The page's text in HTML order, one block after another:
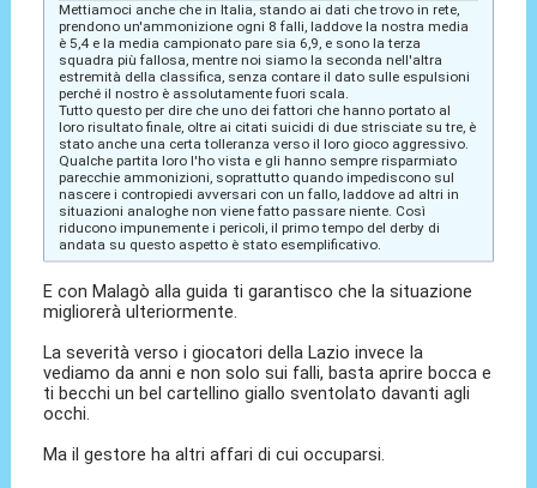
Mettiamoci anche che in Italia, stando ai dati che trovo in rete,
prendono un'ammonizione ogni 8 falli, laddove la nostra media
è 5,4 e la media campionato pare sia 6,9, e sono la terza
squadra più fallosa, mentre noi siamo la seconda nell'altra
estremità della classifica, senza contare il dato sulle espulsioni
perché il nostro è assolutamente fuori scala.
Tutto questo per dire che uno dei fattori che hanno portato al
loro risultato finale, oltre ai citati suicidi di due strisciate su tre, è
stato anche una certa tolleranza verso il loro gioco aggressivo.
Qualche partita loro l'ho vista e gli hanno sempre risparmiato
parecchie ammonizioni, soprattutto quando impediscono sul
nascere i contropiedi avversari con un fallo, laddove ad altri in
situazioni analoghe non viene fatto passare niente. Così
riducono impunemente i pericoli, il primo tempo del derby di
andata su questo aspetto è stato esemplificativo.
E con Malagò alla guida ti garantisco che la situazione
migliorerà ulteriormente.
La severità verso i giocatori della Lazio invece la
vediamo da anni e non solo sui falli, basta aprire bocca e
ti becchi un bel cartellino giallo sventolato davanti agli
occhi.
Ma il gestore ha altri affari di cui occuparsi.